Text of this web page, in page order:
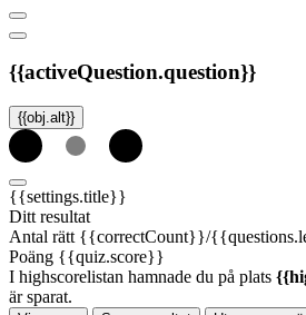
{{activeQuestion.question}}
{{obj.alt}}
{{settings.title}}
Ditt resultat
Antal rätt {{correctCount}}/
Poäng {{quiz.score}}
I highscorelistan hamnade du på plats
är sparat.